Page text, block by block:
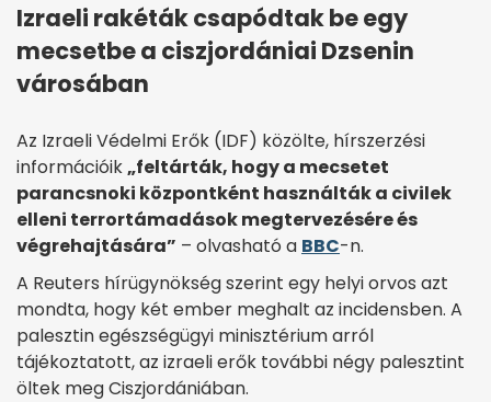
Izraeli rakéták csapódtak be egy
mecsetbe a ciszjordániai Dzsenin
városában
Az Izraeli Védelmi Erők (IDF) közölte, hírszerzési
információik„feltárták, hogy a mecsetet
parancsnoki központként használták a civilek
elleni terrortámadások megtervezésére és
végrehajtására” – olvasható a BBC-n.
A Reuters hírügynökség szerint egy helyi orvos azt
mondta, hogy két ember meghalt az incidensben. A
palesztin egészségügyi minisztérium arról
tájékoztatott, az izraeli erők további négy palesztint
öltek meg Ciszjordániában.